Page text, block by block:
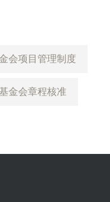
会项目管理制度
金会章程核准